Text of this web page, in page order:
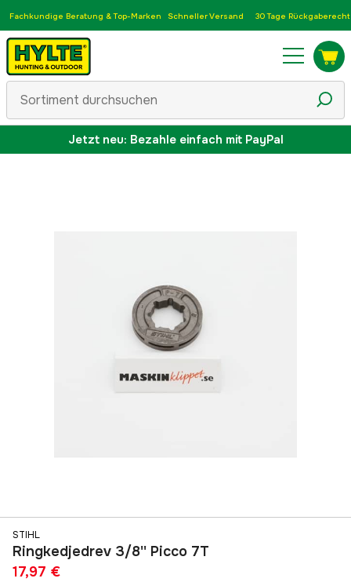
Fachkundige Beratung & Top-Marken Schneller Versand 30 Tage Rückgaberecht
Jetzt neu: Bezahle einfach mit PayPal
STIHL
Ringkedjedrev 3/8'' Picco 7T
17,97 €